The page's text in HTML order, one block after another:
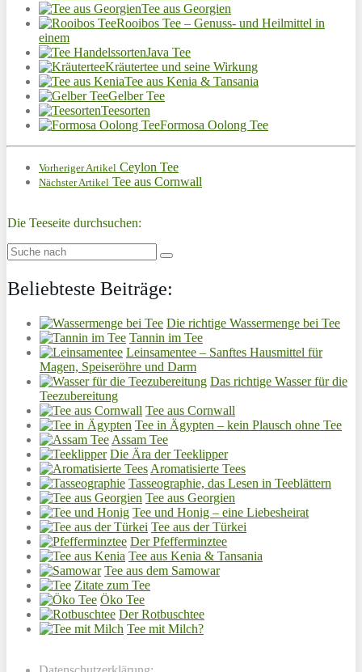
Tee aus Georgien
Rooibos Tee – Genuss- und Heilmittel in
einem
Java Tee
Kräutertee und seine Wirkung
Tee aus Kenia & Tansania
Gelber Tee
Teesorten
Formosa Oolong Tee
Vorheriger Artikel Ceylon Tee
Nächster Artikel Tee aus Cornwall
Die Teeseite durchsuchen:
Beliebteste Beiträge:
Die richtige Wassermenge bei Tee
Tannin im Tee
Leinsamentee – Sanftes Hausmittel für
Magen, Speiseröhre und Darm
Das richtige Wasser für die
Teezubereitung
Tee aus Cornwall
Tee in Ägypten – kein Plausch ohne Tee
Assam Tee
Die Ära der Teeklipper
Aromatisierte Tees
Tasseographie, das Lesen in Teeblättern
Tee aus Georgien
Tee und Honig – eine Liebesheirat
Tee aus der Türkei
Der Pfefferminztee
Tee aus Kenia & Tansania
Tee aus dem Samowar
Zitate zum Tee
Öko Tee
Der Rotbuschtee
Tee mit Milch?